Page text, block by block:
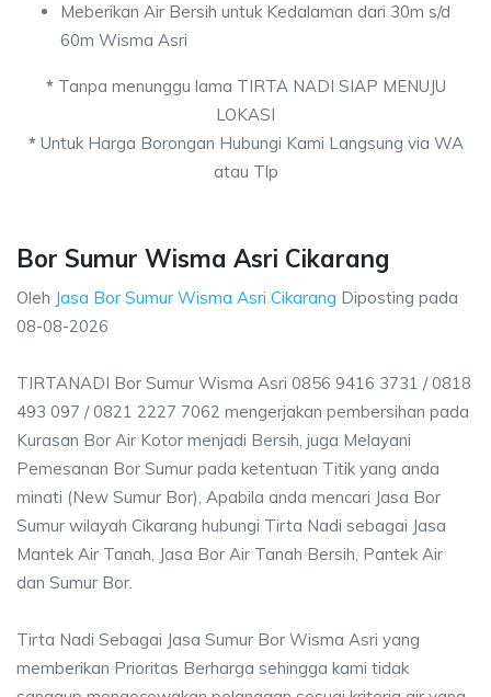
Meberikan Air Bersih untuk Kedalaman dari 30m s/d
60m Wisma Asri
*Tanpa menunggu lama TIRTA NADI SIAP MENUJU
LOKASI
*Untuk Harga Borongan Hubungi Kami Langsung via WA
atau Tlp
Bor Sumur Wisma Asri Cikarang
Oleh Jasa Bor Sumur Wisma Asri Cikarang Diposting pada
08-08-2026
TIRTANADI Bor Sumur Wisma Asri 0856 9416 3731 / 0818
493 097 / 0821 2227 7062 mengerjakan pembersihan pada
Kurasan Bor Air Kotor menjadi Bersih, juga Melayani
Pemesanan Bor Sumur pada ketentuan Titik yang anda
minati (New Sumur Bor), Apabila anda mencari Jasa Bor
Sumur wilayah Cikarang hubungi Tirta Nadi sebagai Jasa
Mantek Air Tanah, Jasa Bor Air Tanah Bersih, Pantek Air
dan Sumur Bor.
Tirta Nadi Sebagai Jasa Sumur Bor Wisma Asri yang
memberikan Prioritas Berharga sehingga kami tidak